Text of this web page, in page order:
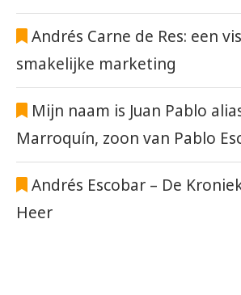
Andrés Carne de Res: een
smakelijke marketing
Mijn naam is Juan Pablo
Marroquín, zoon van Pablo
Andrés Escobar – De
Heer